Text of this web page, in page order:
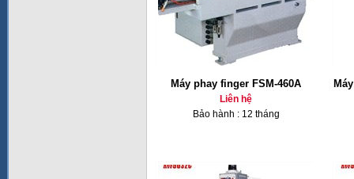
Máy phay finger FSM-460A
Liên hệ
Bảo hành : 12 tháng